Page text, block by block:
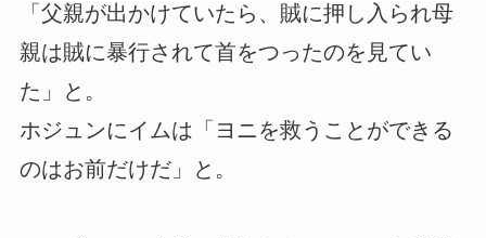
「父親が出かけていたら、賊に押し入られ母
親は賊に暴行されて首をつったのを見てい
た」と。
ホジュンにイムは「ヨニを救うことができる
のはお前だけだ」と。